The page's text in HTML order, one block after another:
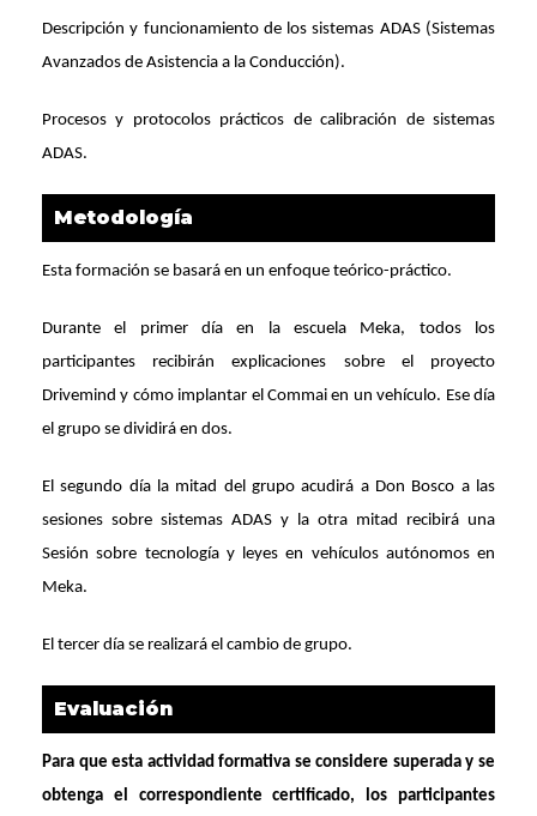
Descripción y funcionamiento de los sistemas ADAS (Sistemas
Avanzados de Asistencia a la Conducción).
Procesos y protocolos prácticos de calibración de sistemas
ADAS.
Metodología
Esta formación se basará en un enfoque teórico-práctico.
Durante el primer día en la escuela Meka, todos los
participantes recibirán explicaciones sobre el proyecto
Drivemind y cómo implantar el Commai en un vehículo. Ese día
el grupo se dividirá en dos.
El segundo día la mitad del grupo acudirá a Don Bosco a las
sesiones sobre sistemas ADAS y la otra mitad recibirá una
Sesión sobre tecnología y leyes en vehículos autónomos en
Meka.
El tercer día se realizará el cambio de grupo.
Evaluación
Para que esta actividad formativa se considere superada y se
obtenga el correspondiente certificado, los participantes